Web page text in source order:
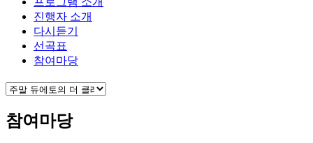
진행자 소개
다시듣기
선곡표
참여마당
참여마당